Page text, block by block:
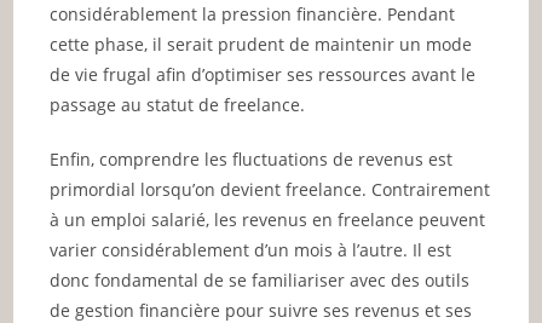
considérablement la pression financière. Pendant
cette phase, il serait prudent de maintenir un mode
de vie frugal afin d’optimiser ses ressources avant le
passage au statut de freelance.
Enfin, comprendre les fluctuations de revenus est
primordial lorsqu’on devient freelance. Contrairement
à un emploi salarié, les revenus en freelance peuvent
varier considérablement d’un mois à l’autre. Il est
donc fondamental de se familiariser avec des outils
de gestion financière pour suivre ses revenus et ses